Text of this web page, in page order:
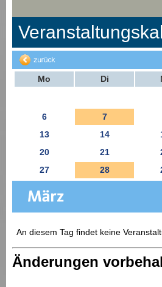
Mo Di
6
7
13
14
20
21
27
28
An diesem Tag findet keine
Änderungen